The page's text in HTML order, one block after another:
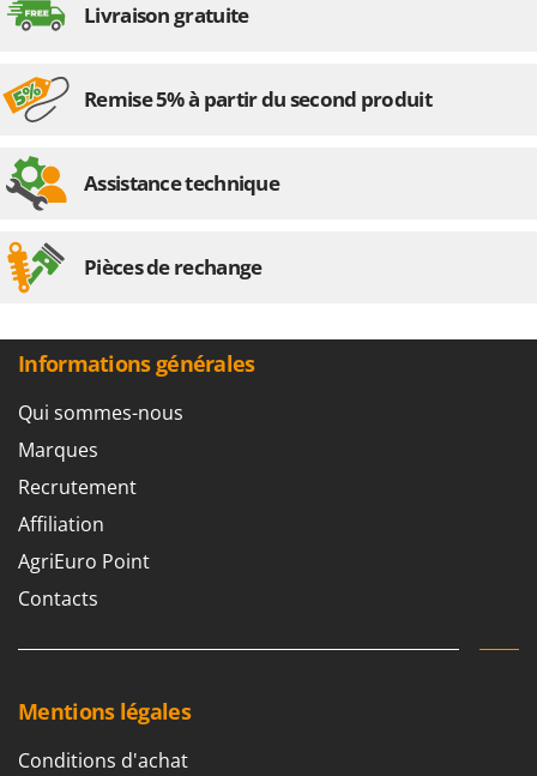
Livraison gratuite
Remise 5% à partir du second produit
Assistance technique
Pièces de rechange
Informations générales
Qui sommes-nous
Marques
Recrutement
Affiliation
AgriEuro Point
Contacts
Mentions légales
Conditions d'achat